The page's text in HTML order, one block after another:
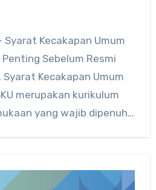
Kecakapan Umum
Penting Sebelum Resmi
Kecakapan Umum
merupakan kurikulum
yang wajib dipenuhi